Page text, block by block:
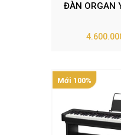
ĐÀN ORGAN
Mới 100%